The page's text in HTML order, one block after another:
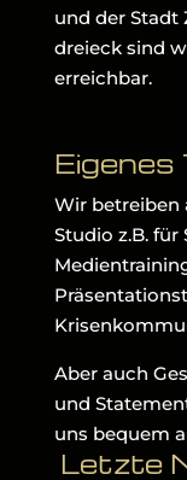
und der Stadt
dreieck sind
erreichbar.
Wir betreiben
Studio z.B.
Aber auch
und
uns bequem
Letzte